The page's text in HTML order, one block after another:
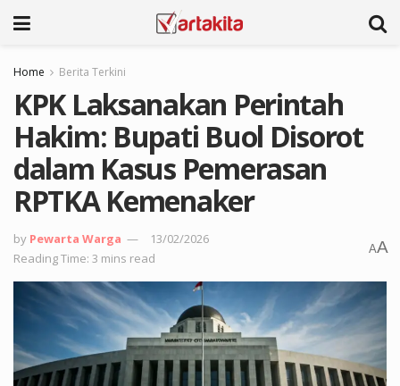
Home Berita Terkini
KPK Laksanakan Perintah
Hakim: Bupati Buol Disorot
dalam Kasus Pemerasan
RPTKA Kemenaker
by Pewarta Warga
13/02/2026
Reading Time: 3 mins read
AA